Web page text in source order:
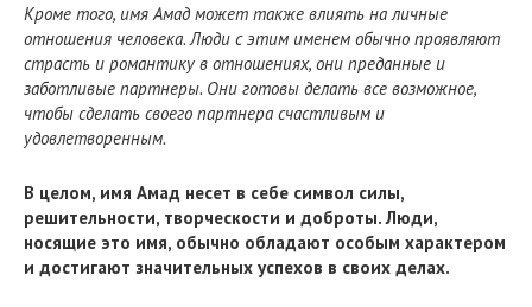
Кроме того, имя Амад может также влиять на личные
отношения человека. Люди с этим именем обычно проявляют
страсть и романтику в отношениях, они преданные и
заботливые партнеры. Они готовы делать все возможное,
чтобы сделать своего партнера счастливым и
удовлетворенным.
В целом, имя Амад несет в себе символ силы,
решительности, творческости и доброты. Люди,
носящие это имя, обычно обладают особым характером
и достигают значительных успехов в своих делах.